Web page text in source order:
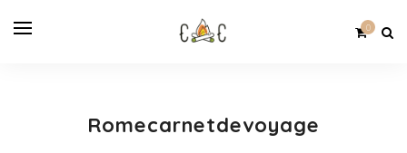
0
Romecarnetdevoyage